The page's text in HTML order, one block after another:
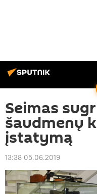
Seimas
šaudmenų
įstatymą
13:38 05.06.2019